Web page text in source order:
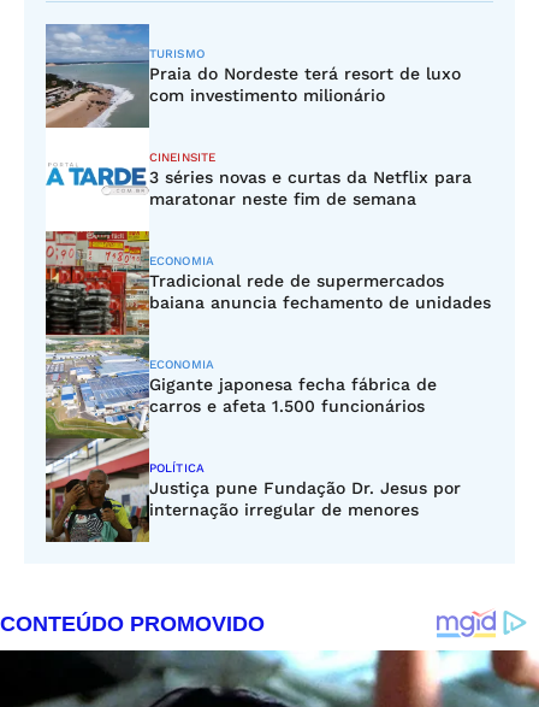
TURISMO
Praia do Nordeste terá resort de luxo
com investimento milionário
CINEINSITE
3 séries novas e curtas da Netflix para
maratonar neste fim de semana
ECONOMIA
Tradicional rede de supermercados
baiana anuncia fechamento de unidades
ECONOMIA
Gigante japonesa fecha fábrica de
carros e afeta 1.500 funcionários
POLÍTICA
Justiça pune Fundação Dr. Jesus por
internação irregular de menores